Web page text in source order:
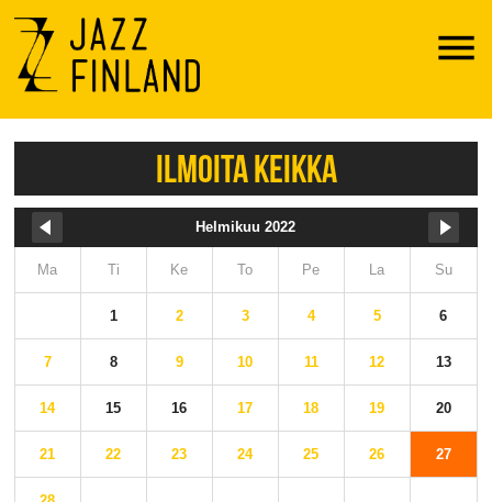
Menu
ILMOITA KEIKKA
Helmikuu 2022
Ma Ti Ke To Pe La Su
1 2 3 4 5 6
7 8 9 10 11 12 13
14 15 16 17 18 19 20
21 22 23 24 25 26 27